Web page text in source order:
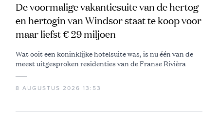
De voormalige vakantiesuite van de hertog
en hertogin van Windsor staat te koop voor
maar liefst € 29 miljoen
Wat ooit een koninklijke hotelsuite was, is nu één van de
meest uitgesproken residenties van de Franse Rivièra
8 AUGUSTUS 2026 13:53